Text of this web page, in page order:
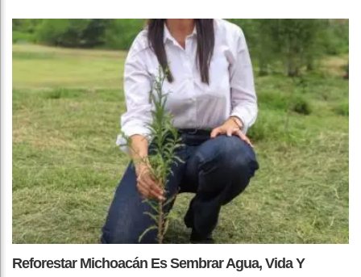
Reforestar Michoacán Es Sembrar Agua, Vida Y